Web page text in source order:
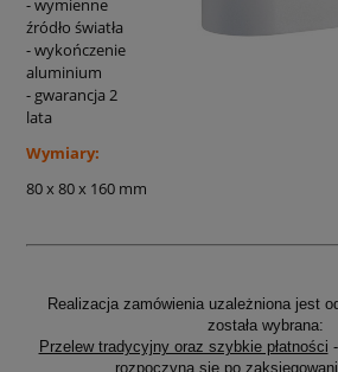
- wymienne
źródło światła
- wykończenie
aluminium
- gwarancja 2
lata
Wymiary:
80 x 80 x 160 mm
Realizacja zamówienia uzależniona jest
została wybrana:
Przelew tradycyjny oraz szybkie płatności
rozpoczyna się po